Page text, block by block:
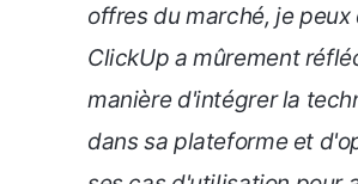
offres du marché, je peux
ClickUp a mûrement
manière d'intégrer la
dans sa plateforme et